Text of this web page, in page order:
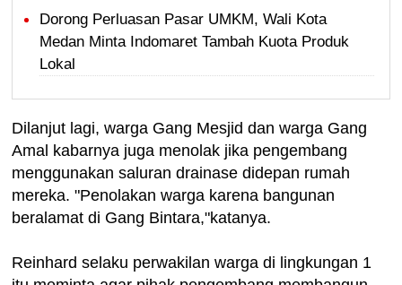
Dorong Perluasan Pasar UMKM, Wali Kota
Medan Minta Indomaret Tambah Kuota Produk
Lokal
Dilanjut lagi, warga Gang Mesjid dan warga Gang
Amal kabarnya juga menolak jika pengembang
menggunakan saluran drainase didepan rumah
mereka. "Penolakan warga karena bangunan
beralamat di Gang Bintara,"katanya.
Reinhard selaku perwakilan warga di lingkungan 1